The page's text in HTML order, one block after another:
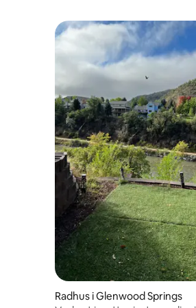
Radhus i Glenwood Springs